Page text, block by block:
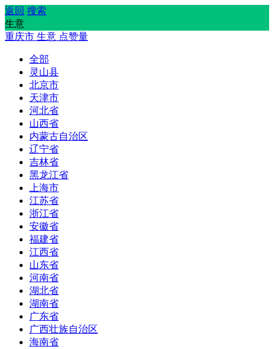
返回 搜索
生意
重庆市 生意 点赞量
全部
灵山县
北京市
天津市
河北省
山西省
内蒙古自治区
辽宁省
吉林省
黑龙江省
上海市
江苏省
浙江省
安徽省
福建省
江西省
山东省
河南省
湖北省
湖南省
广东省
广西壮族自治区
海南省